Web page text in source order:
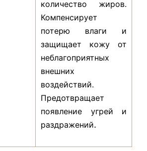
количество жиров.
Компенсирует
потерю влаги и
защищает кожу от
неблагоприятных
внешних
воздействий.
Предотвращает
появление угрей и
раздражений.